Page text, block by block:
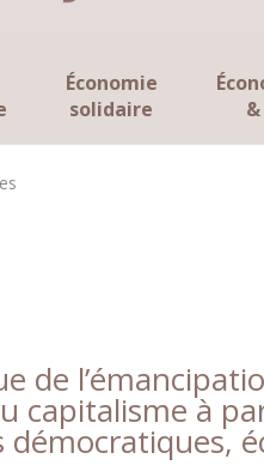
Économie
solidaire
de
capitalisme à
démocratiques,